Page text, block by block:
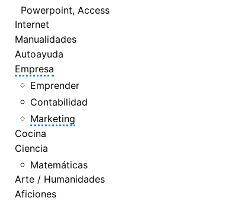
Powerpoint, Access
Internet
Manualidades
Autoayuda
Empresa
Emprender
Contabilidad
Marketing
Cocina
Ciencia
Matemáticas
Arte / Humanidades
Aficiones